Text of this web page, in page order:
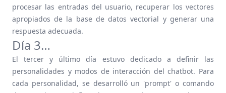
procesar las entradas del usuario, recuperar los vectores
apropiados de la base de datos vectorial y generar una
respuesta adecuada.
Día 3…
El tercer y último día estuvo dedicado a definir las
personalidades y modos de interacción del chatbot. Para
cada personalidad, se desarrolló un 'prompt' o comando